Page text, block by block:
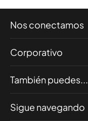
Nos conectamos
Corporativo
También puedes...
Sigue navegando